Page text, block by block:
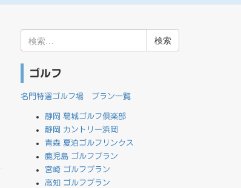
検
索:
ゴルフ
名門特選ゴルフ場 プラン一覧
静岡 葛城ゴルフ倶楽部
静岡 カントリー浜岡
青森 夏泊ゴルフリンクス
鹿児島 ゴルフプラン
宮崎 ゴルフプラン
高知 ゴルフプラン